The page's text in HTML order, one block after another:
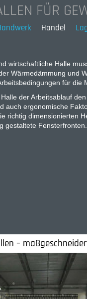
FÜR
Handel
wirtschaftliche Halle
Wärmedämmung und
für die
der Arbeitsablauf
auch ergonomische
richtig dimensionierten
gestaltete Fensterfronten.
–